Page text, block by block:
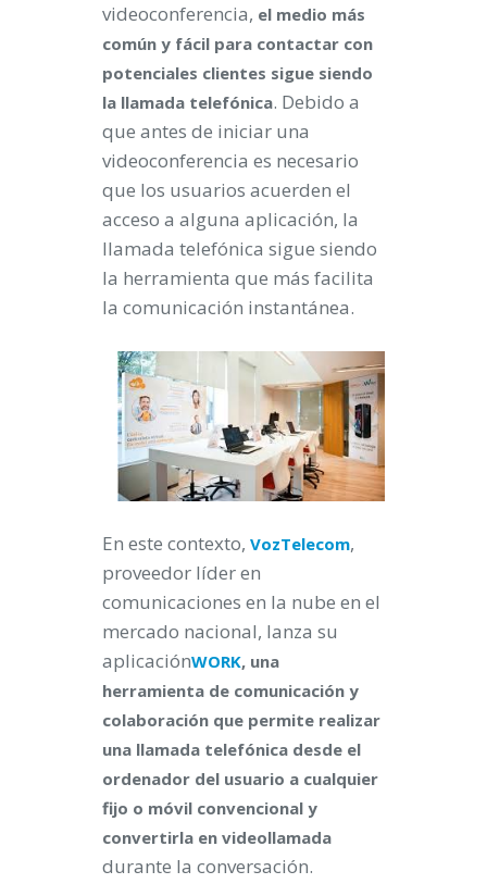
videoconferencia, el medio más
común y fácil para contactar con
potenciales clientes sigue siendo
la llamada telefónica. Debido a
que antes de iniciar una
videoconferencia es necesario
que los usuarios acuerden el
acceso a alguna aplicación, la
llamada telefónica sigue siendo
la herramienta que más facilita
la comunicación instantánea.
En este contexto, VozTelecom,
proveedor líder en
comunicaciones en la nube en el
mercado nacional, lanza su
aplicaciónWORK, una
herramienta de comunicación y
colaboración que permite realizar
una llamada telefónica desde el
ordenador del usuario a cualquier
fijo o móvil convencional y
convertirla en videollamada
durante la conversación.